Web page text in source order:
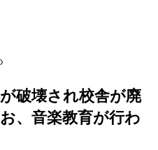
破壊され校舎が廃
、音楽教育が行わ